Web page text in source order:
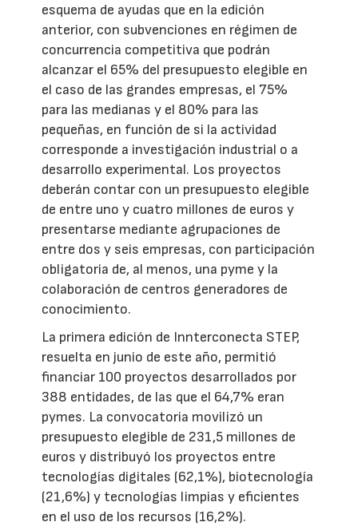
esquema de ayudas que en la edición
anterior, con subvenciones en régimen de
concurrencia competitiva que podrán
alcanzar el 65% del presupuesto elegible en
el caso de las grandes empresas, el 75%
para las medianas y el 80% para las
pequeñas, en función de si la actividad
corresponde a investigación industrial o a
desarrollo experimental. Los proyectos
deberán contar con un presupuesto elegible
de entre uno y cuatro millones de euros y
presentarse mediante agrupaciones de
entre dos y seis empresas, con participación
obligatoria de, al menos, una pyme y la
colaboración de centros generadores de
conocimiento.
La primera edición de Innterconecta STEP,
resuelta en junio de este año, permitió
financiar 100 proyectos desarrollados por
388 entidades, de las que el 64,7% eran
pymes. La convocatoria movilizó un
presupuesto elegible de 231,5 millones de
euros y distribuyó los proyectos entre
tecnologías digitales (62,1%), biotecnología
(21,6%) y tecnologías limpias y eficientes
en el uso de los recursos (16,2%).